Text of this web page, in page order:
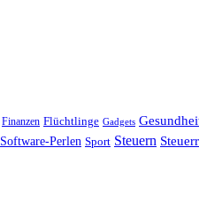
Finanzen Flüchtlinge Gadgets
Software-Perlen Sport Steuern